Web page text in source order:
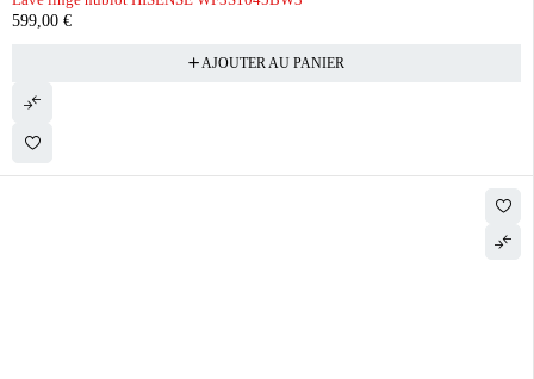
599,00 €
AJOUTER AU PANIER